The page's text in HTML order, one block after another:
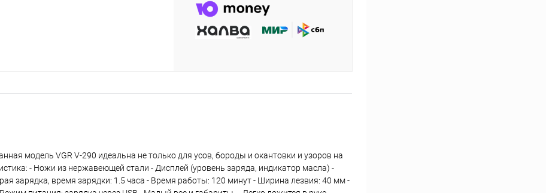
модель VGR V-290 идеальна не только для усов, бороды и окантовки и узоров на
- Hожи из нержавеющей стали - Дисплей (уровень заряда, индикатор масла) -
зарядка, время зарядки: 1.5 часа - Время работы: 120 минут - Ширина лезвия: 40 мм -
раз в 2 недели
8 800 302-02-51